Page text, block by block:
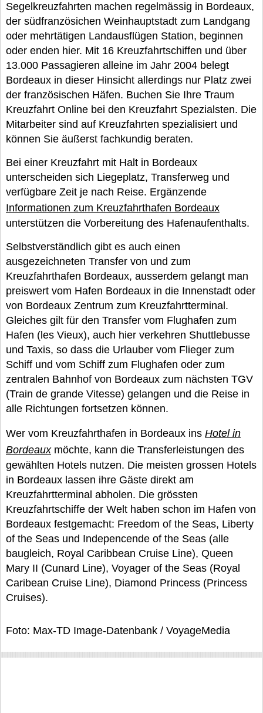
Segelkreuzfahrten machen regelmässig in Bordeaux,
der südfranzösichen Weinhauptstadt zum Landgang
oder mehrtätigen Landausflügen Station, beginnen
oder enden hier. Mit 16 Kreuzfahrtschiffen und über
13.000 Passagieren alleine im Jahr 2004 belegt
Bordeaux in dieser Hinsicht allerdings nur Platz zwei
der französischen Häfen. Buchen Sie Ihre Traum
Kreuzfahrt Online bei den Kreuzfahrt Spezialsten. Die
Mitarbeiter sind auf Kreuzfahrten spezialisiert und
können Sie äußerst fachkundig beraten.
Bei einer Kreuzfahrt mit Halt in Bordeaux
unterscheiden sich Liegeplatz, Transferweg und
verfügbare Zeit je nach Reise. Ergänzende
Informationen zum Kreuzfahrthafen Bordeaux
unterstützen die Vorbereitung des Hafenaufenthalts.
Selbstverständlich gibt es auch einen
ausgezeichneten Transfer von und zum
Kreuzfahrthafen Bordeaux, ausserdem gelangt man
preiswert vom Hafen Bordeaux in die Innenstadt oder
von Bordeaux Zentrum zum Kreuzfahrtterminal.
Gleiches gilt für den Transfer vom Flughafen zum
Hafen (les Vieux), auch hier verkehren Shuttlebusse
und Taxis, so dass die Urlauber vom Flieger zum
Schiff und vom Schiff zum Flughafen oder zum
zentralen Bahnhof von Bordeaux zum nächsten TGV
(Train de grande Vitesse) gelangen und die Reise in
alle Richtungen fortsetzen können.
Wer vom Kreuzfahrthafen in Bordeaux ins Hotel in
Bordeauxmöchte, kann die Transferleistungen des
gewählten Hotels nutzen. Die meisten grossen Hotels
in Bordeaux lassen ihre Gäste direkt am
Kreuzfahrtterminal abholen. Die grössten
Kreuzfahrtschiffe der Welt haben schon im Hafen von
Bordeaux festgemacht: Freedom of the Seas, Liberty
of the Seas und Indepencende of the Seas (alle
baugleich, Royal Caribbean Cruise Line), Queen
Mary II (Cunard Line), Voyager of the Seas (Royal
Caribean Cruise Line), Diamond Princess (Princess
Cruises).
Foto: Max-TD Image-Datenbank / VoyageMedia